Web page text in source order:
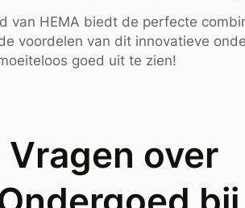
van HEMA biedt de perfecte
voordelen van dit innovatieve
goed uit te zien!
over